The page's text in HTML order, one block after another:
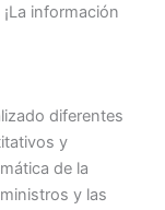
información
diferentes
y
de la
y las